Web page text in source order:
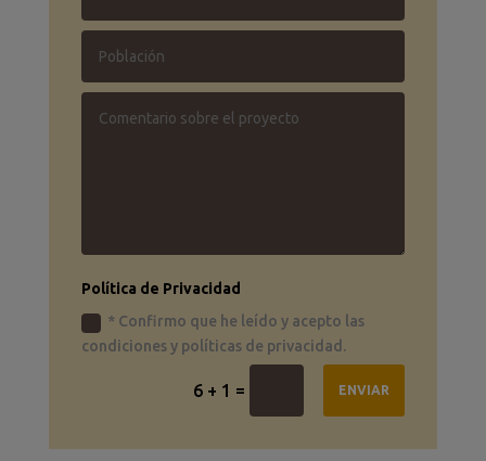
Política de Privacidad
* Confirmo que he leído y acepto las
condiciones y políticas de privacidad.
6 + 1 = ENVIAR